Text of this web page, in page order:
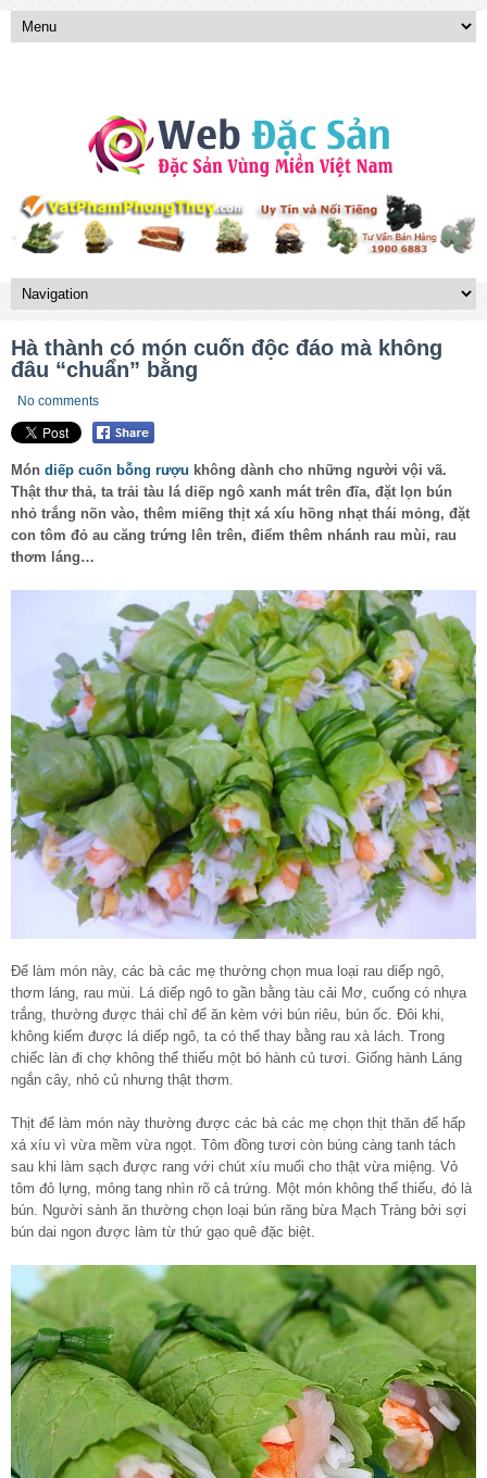
Hà thành có món cuốn độc đáo mà không
đâu “chuẩn” bằng
No comments
Món diếp cuốn bỗng rượu không dành cho những người vội vã.
Thật thư thả, ta trải tàu lá diếp ngô xanh mát trên đĩa, đặt lọn bún
nhỏ trắng nõn vào, thêm miếng thịt xá xíu hồng nhạt thái mỏng, đặt
con tôm đỏ au căng trứng lên trên, điểm thêm nhánh rau mùi, rau
thơm láng…
Để làm món này, các bà các mẹ thường chọn mua loại rau diếp ngô,
thơm láng, rau mùi. Lá diếp ngô to gần bằng tàu cải Mơ, cuống có nhựa
trắng, thường được thái chỉ để ăn kèm với bún riêu, bún ốc. Đôi khi,
không kiếm được lá diếp ngô, ta có thể thay bằng rau xà lách. Trong
chiếc làn đi chợ không thể thiếu một bó hành củ tươi. Giống hành Láng
ngắn cây, nhỏ củ nhưng thật thơm.
Thịt để làm món này thường được các bà các mẹ chọn thịt thăn để hấp
xá xíu vì vừa mềm vừa ngọt. Tôm đồng tươi còn búng càng tanh tách
sau khi làm sạch được rang với chút xíu muối cho thật vừa miệng. Vỏ
tôm đỏ lựng, mỏng tang nhìn rõ cả trứng. Một món không thể thiếu, đó là
bún. Người sành ăn thường chọn loại bún răng bừa Mạch Tràng bởi sợi
bún dai ngon được làm từ thứ gạo quê đặc biệt.